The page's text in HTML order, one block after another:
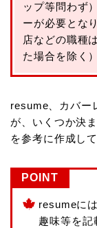
ップ等問わず
ーが必要とな
店などの職種
た場合を除く）
resume、カバー
が、いくつか決
を参考に作成し
POINT
resumeに
趣味等を記